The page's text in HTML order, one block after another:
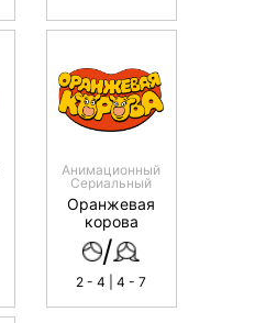
Анимационный
Сериальный
Оранжевая
корова
/
2 - 4 | 4 - 7